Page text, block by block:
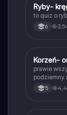
RBiologia
Ryby-
to quiz o
6
KBiologia
Korzeń-
prawie
podziemny
5